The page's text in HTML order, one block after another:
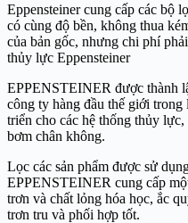
Eppensteiner cung cấp các bộ
có cùng độ bền, không thua
của bản gốc, nhưng chi phí
thủy lực Eppensteiner
EPPENSTEINER được thành
công ty hàng đầu thế giới
triển cho các hệ thống thủy
bơm chân không.
Lọc các sản phẩm được sử
EPPENSTEINER cung cấp
trơn và chất lỏng hóa học, ắc
trơn tru và phối hợp tốt.